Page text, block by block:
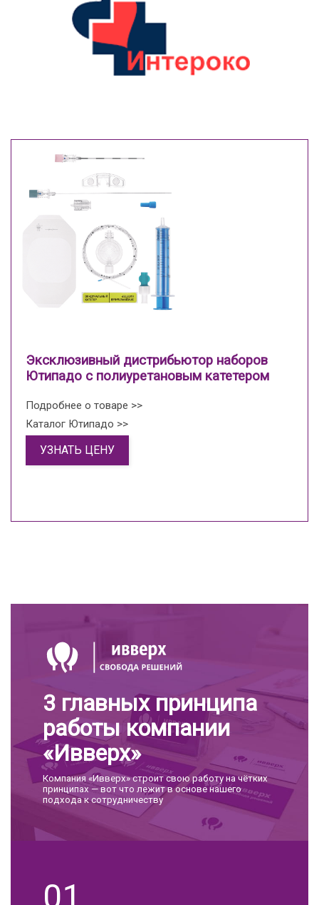
Эксклюзивный дистрибьютор наборов
Ютипадо с полиуретановым катетером
Подробнее о товаре >>
Каталог Ютипадо >>
УЗНАТЬ ЦЕНУ
3 главных принципа
работы компании
«Ивверх»
Компания «Ивверх» строит свою работу на чётких
принципах — вот что лежит в основе нашего
подхода к сотрудничеству